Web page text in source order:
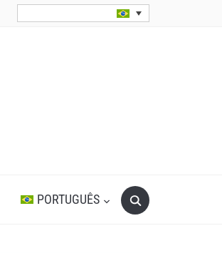
Search
for:
PORTUGUÊS